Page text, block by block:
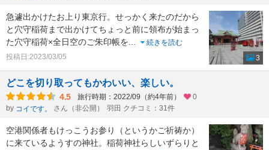
急遽出かけたお上り東京行。せっかく来たのだから
と穴守稲荷まで出かけてちょっと前に領布が始まっ
た穴守稲荷×全日空のご朱印帳を
続きを読む
投稿日:2023/03/05
3
どこを切り取ってもかわいい、楽しい。
4.5 旅行時期：2022/09（約4年前）
0
by コイです。 さん（非公開） 羽田 クチコミ：31件
空港関係者もけっこうお参り（というかご祈祷か）
に来ているようすの神社。稲荷神社らしいずらりと